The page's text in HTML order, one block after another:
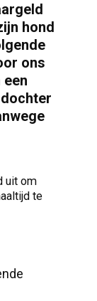
hond
ons
een
uit om
te